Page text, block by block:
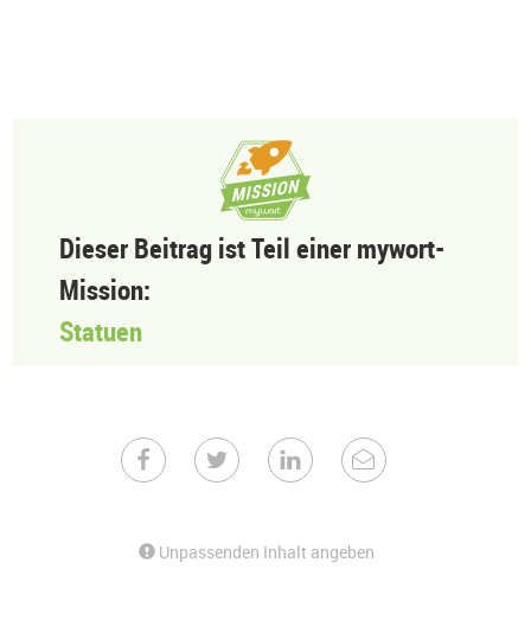
Dieser Beitrag ist Teil einer mywort-
Mission:
Statuen
Unpassenden Inhalt angeben